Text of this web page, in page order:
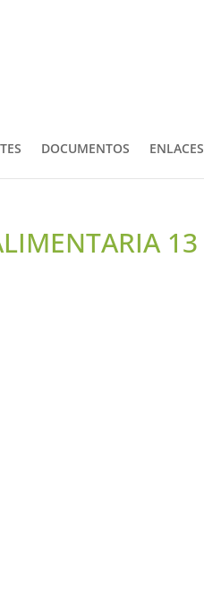
DOCUMENTOS ENLACES
13